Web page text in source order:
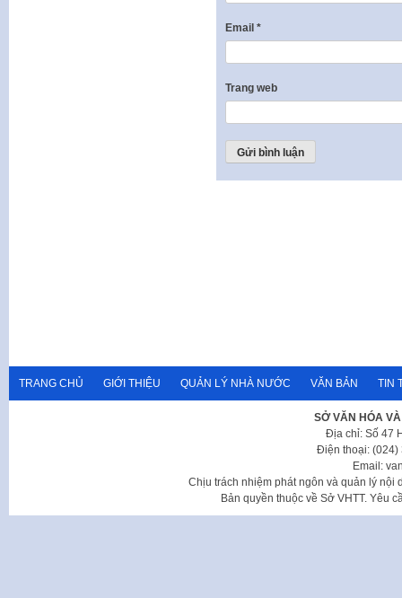
Email *
Trang web
TRANG CHỦ GIỚI THIỆU QUẢN LÝ NHÀ NƯỚC VĂN BẢN TIN
SỞ VĂN HÓA
Địa chỉ: Số 47
Điện thoại: (024)
Email:
Chịu trách nhiệm phát ngôn và quản lý nội
Bản quyền thuộc về Sở VHTT. Yêu